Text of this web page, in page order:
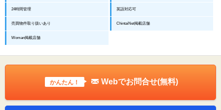
24時間管理 英語対応可
売買物件取り扱いあり ChintaiNet掲載店舗
Woman掲載店舗
かんたん！ Webでお問合せ(無料)